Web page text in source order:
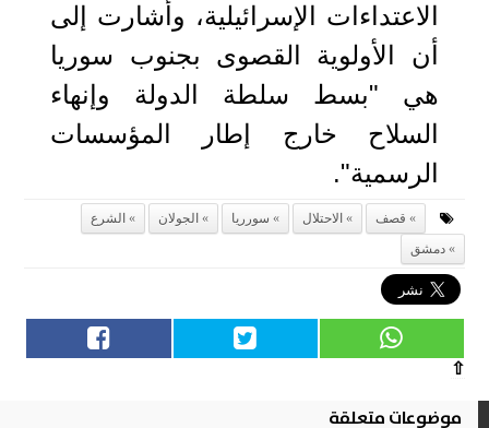
الاعتداءات الإسرائيلية، وأشارت إلى
أن الأولوية القصوى بجنوب سوريا
هي "بسط سلطة الدولة وإنهاء
السلاح خارج إطار المؤسسات
الرسمية".
قصف الاحتلال سورريا الجولان
الشرع
دمشق
⇧
موضوعات متعلقة